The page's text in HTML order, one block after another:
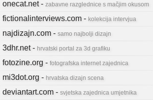
onecat.net - zabavne razglednice s mačjim okusom
fictionalinterviews.com - kolekcija intervjua
najdizajn.com - samo najbolji dizajn
3dhr.net - hrvatski portal za 3d grafiku
fotozine.org - fotografska internet zajednica
mi3dot.org - hrvatska dizajn scena
deviantart.com - svjetska zajednica umjetnika